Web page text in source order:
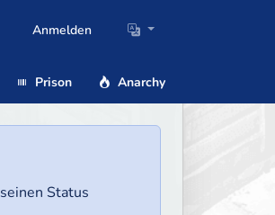
Anmelden
Prison Anarchy
Status